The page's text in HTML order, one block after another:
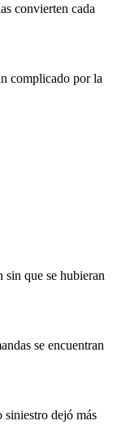
convierten cada
complicado por la
sin que se hubieran
se encuentran
siniestro dejó más